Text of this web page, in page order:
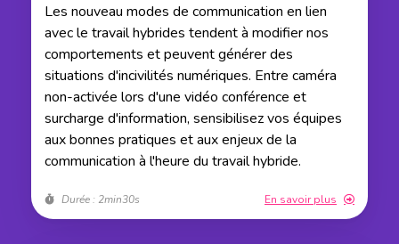
Les nouveau modes de communication en lien
avec le travail hybrides tendent à modifier nos
comportements et peuvent générer des
situations d'incivilités numériques. Entre caméra
non-activée lors d'une vidéo conférence et
surcharge d'information, sensibilisez vos équipes
aux bonnes pratiques et aux enjeux de la
communication à l'heure du travail hybride.
Durée : 2min30s En savoir plus